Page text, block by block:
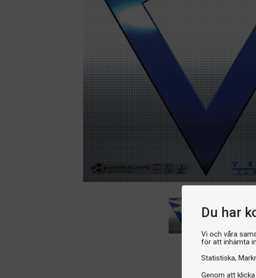
Du har
Vi och våra
för att inhämta
Statistiska
Genom att